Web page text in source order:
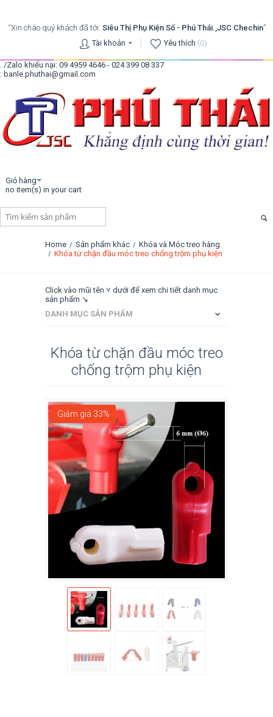
“Xin chào quý khách đã tới: Siêu Thị Phụ Kiện Số - Phú Thái.,JSC Chechin”
Tài khoản
Yêu thích (0)
. /Zalo khiếu nại: 09 4959 4646 - 024 399 08 337
: banle.phuthai@gmail.com
Giỏ hàng
no item(s) in your cart
Home / Sản phẩm khác / Khóa và Móc treo hàng
/ Khóa từ chặn đầu móc treo chống trộm phụ kiện
Click vào mũi tên ˅ dưới để xem chi tiết danh mục
sản phẩm ↘
DANH MỤC SẢN PHẨM
Khóa từ chặn đầu móc treo
chống trộm phụ kiện
Giảm giá 33%